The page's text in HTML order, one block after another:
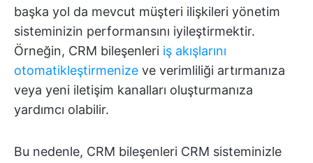
başka yol da mevcut müşteri ilişkileri yönetim
sisteminizin performansını iyileştirmektir.
Örneğin, CRM bileşenleri iş akışlarını
otomatikleştirmenize ve verimliliği artırmanıza
veya yeni iletişim kanalları oluşturmanıza
yardımcı olabilir.
Bu nedenle, CRM bileşenleri CRM sisteminizle